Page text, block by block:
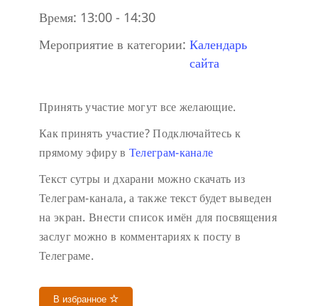
Время: 13:00 - 14:30
Мероприятие в категории: Календарь
сайта
Принять участие могут все желающие.
Как принять участие?Подключайтесь к
прямому эфиру в Телеграм-канале
Текст сутры и дхарани можно скачать из
Телеграм-канала, а также текст будет выведен
на экран. Внести список имён для посвящения
заслуг можно в комментариях к посту в
Телеграме.
В избранное